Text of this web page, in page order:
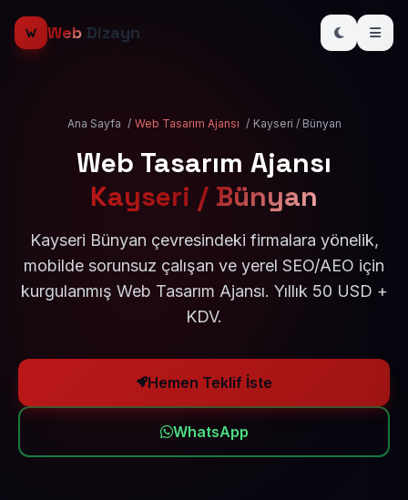
Web Dizayn
Ana Sayfa / Web Tasarım Ajansı / Kayseri / Bünyan
Web Tasarım Ajansı
Kayseri / Bünyan
Kayseri Bünyan çevresindeki firmalara yönelik,
mobilde sorunsuz çalışan ve yerel SEO/AEO için
kurgulanmış Web Tasarım Ajansı. Yıllık 50 USD +
KDV.
Hemen Teklif İste
WhatsApp